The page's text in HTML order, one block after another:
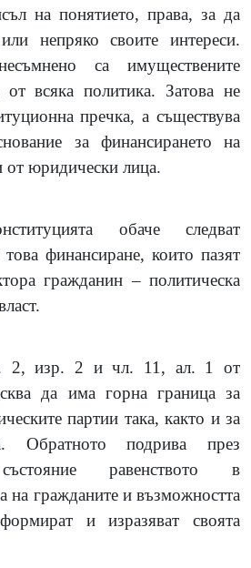
на понятието, права, за да
непряко своите интереси.
са имуществените
всяка политика. Затова не
пречка, а съществува
за финансирането на
от юридически лица.
обаче следват
финансиране, които пазят
гражданин – политическа
2, изр. 2 и чл. 11, ал. 1 от
да има горна граница за
партии така, както и за
Обратното подрива през
равенството в
на гражданите и възможността
и изразяват своята